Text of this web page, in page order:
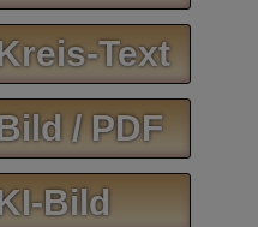
Text
/ PDF
Bild